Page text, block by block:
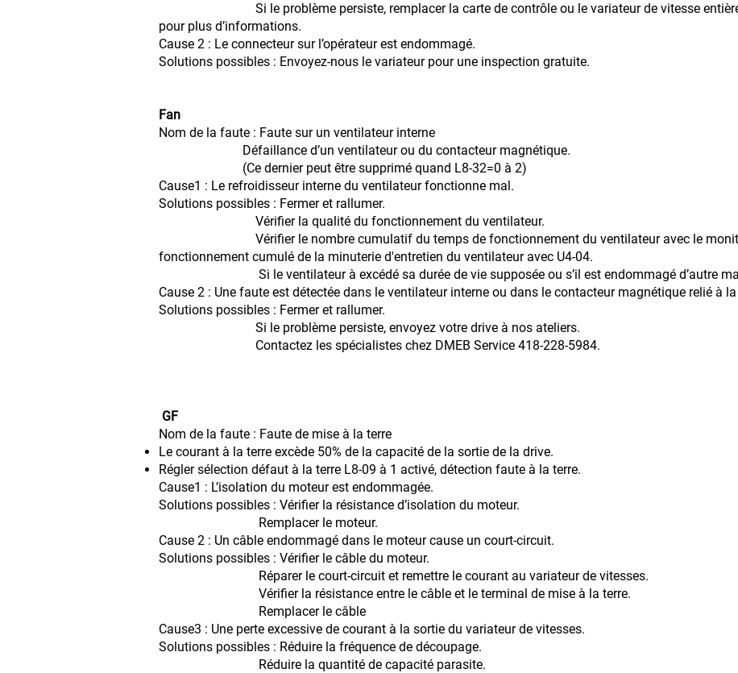
Si le problème persiste, remplacer la carte de contrôle ou le variateur de vitesse
pour plus d’informations.
Cause 2 : Le connecteur sur l’opérateur est endommagé.
Solutions possibles : Envoyez-nous le variateur pour une inspection gratuite.
Fan
Nom de la faute : Faute sur un ventilateur interne
Défaillance d’un ventilateur ou du contacteur magnétique.
(Ce dernier peut être supprimé quand L8-32=0 à 2)
Cause1 : Le refroidisseur interne du ventilateur fonctionne mal.
Solutions possibles : Fermer et rallumer.
Vérifier la qualité du fonctionnement du ventilateur.
Vérifier le nombre cumulatif du temps de fonctionnement du ventilateur avec le moniteur
fonctionnement cumulé de la minuterie d'entretien du ventilateur avec U4-04.
Si le ventilateur à excédé sa durée de vie supposée ou s’il est endommagé d’autre
Cause 2 : Une faute est détectée dans le ventilateur interne ou dans le contacteur magnétique relié à
Solutions possibles : Fermer et rallumer.
Si le problème persiste, envoyez votre drive à nos ateliers.
Contactez les spécialistes chez DMEB Service 418-228-5984.
GF
Nom de la faute : Faute de mise à la terre
Le courant à la terre excède 50% de la capacité de la sortie de la drive.
Régler sélection défaut à la terre L8-09 à 1 activé, détection faute à la terre.
Cause1 : L’isolation du moteur est endommagée.
Solutions possibles : Vérifier la résistance d’isolation du moteur.
Remplacer le moteur.
Cause 2 : Un câble endommagé dans le moteur cause un court-circuit.
Solutions possibles : Vérifier le câble du moteur.
Réparer le court-circuit et remettre le courant au variateur de vitesses.
Vérifier la résistance entre le câble et le terminal de mise à la terre.
Remplacer le câble
Cause3 : Une perte excessive de courant à la sortie du variateur de vitesses.
Solutions possibles : Réduire la fréquence de découpage.
Réduire la quantité de capacité parasite.